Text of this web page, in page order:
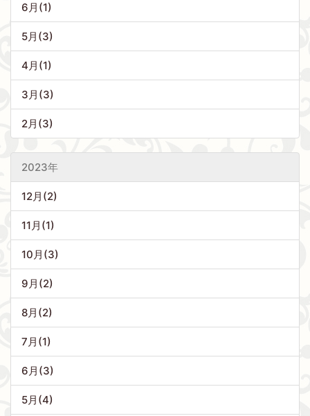
6月(1)
5月(3)
4月(1)
3月(3)
2月(3)
2023年
12月(2)
11月(1)
10月(3)
9月(2)
8月(2)
7月(1)
6月(3)
5月(4)